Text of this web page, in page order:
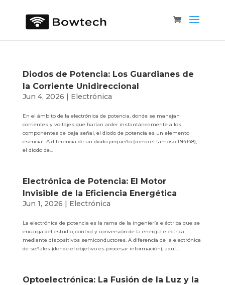
Diodos de Potencia: Los Guardianes de
la Corriente Unidireccional
Jun 4, 2026 | Electrónica
En el ámbito de la electrónica de potencia, donde se manejan
corrientes y voltajes que harían arder instantáneamente a los
componentes de baja señal, el diodo de potencia es un elemento
esencial. A diferencia de un diodo pequeño (como el famoso 1N4148),
el diodo de...
Electrónica de Potencia: El Motor
Invisible de la Eficiencia Energética
Jun 1, 2026 | Electrónica
La electrónica de potencia es la rama de la ingeniería eléctrica que se
encarga del estudio, control y conversión de la energía eléctrica
mediante dispositivos semiconductores. A diferencia de la electrónica
de señales (donde el objetivo es procesar información), aquí...
Optoelectrónica: La Fusión de la Luz y la